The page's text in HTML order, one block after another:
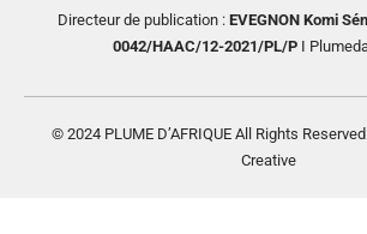
Directeur de publication : EVEGNON Komi
0042/HAAC/12-2021/PL/PI
© 2024 PLUME D’AFRIQUE All Rights
Creative